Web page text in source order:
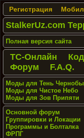
Регистрация
StalkerUz.com
Полная версия сайта
ТС-Онлайн
Форум
F.A.Q.
Моды для Тень
Моды для Чистое Небо
Моды для Зов Припяти
Основной форум
Группировки и Локации
Программы и Болталка
ФРПГ